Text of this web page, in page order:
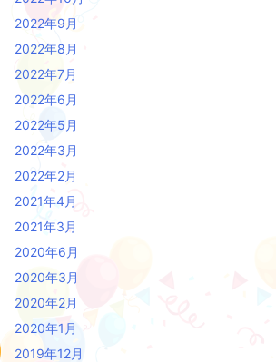
2022年9月
2022年8月
2022年7月
2022年6月
2022年5月
2022年3月
2022年2月
2021年4月
2021年3月
2020年6月
2020年3月
2020年2月
2020年1月
2019年12月